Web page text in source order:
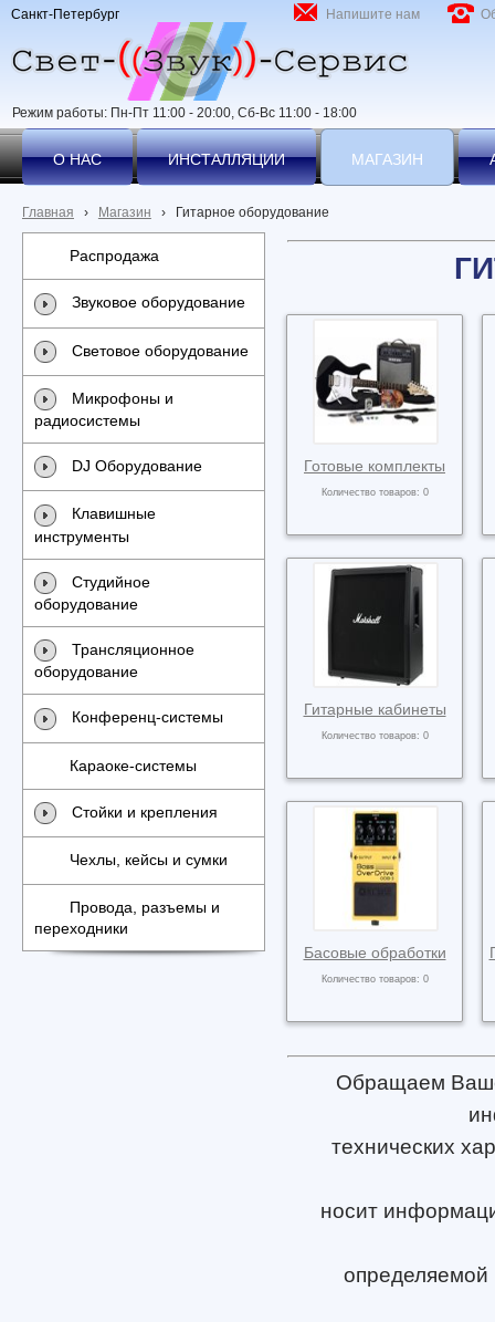
Режим работы: Пн-Пт 11:00 - 20:00, Сб-Вс 11:00 - 18:00
Напишите нам
Санкт-Петербург
О НАС ИНСТАЛЛЯЦИИ МАГАЗИН
Главная › Магазин › Гитарное оборудование
Распродажа
Звуковое оборудование
Световое оборудование
Микрофоны и
радиосистемы
DJ Оборудование
Клавишные
инструменты
Студийное
оборудование
Трансляционное
оборудование
Конференц-системы
Караоке-системы
Стойки и крепления
Чехлы, кейсы и сумки
Провода, разъемы и
переходники
Готовые комплекты
Количество товаров: 0
Гитарные кабинеты
Количество товаров: 0
Басовые обработки
Количество товаров: 0
Обращаем Ваше
технических
носит
определяемой